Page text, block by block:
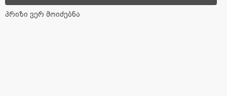
პრიზი ვერ მოიძებნა